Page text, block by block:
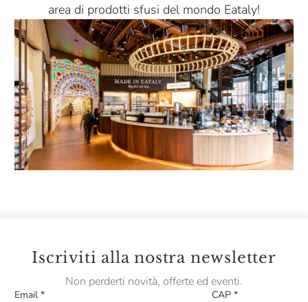
area di prodotti sfusi del mondo Eataly!
Iscriviti alla nostra newsletter
Non perderti novità, offerte ed eventi.
Email * CAP *